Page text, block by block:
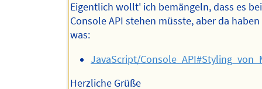
Eigentlich wollt' ich bemängeln, dass es
Console API stehen müsste, aber da
was:
JavaScript/
Herzliche Grüße